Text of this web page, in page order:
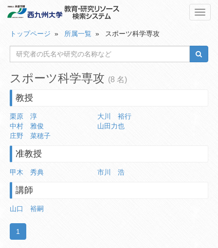
トップページ » 所属一覧 » スポーツ科学専攻
スポーツ科学専攻 (8 名)
教授
栗原 淳
大川 裕行
中村 雅俊
山田力也
庄野 菜穂子
准教授
甲木 秀典 市川 浩
講師
山口 裕嗣
1